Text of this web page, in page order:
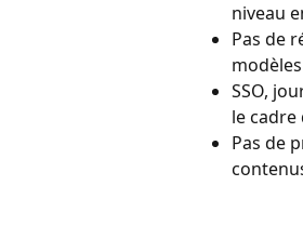
niveau
Pas de
SSO,
le
Pas de